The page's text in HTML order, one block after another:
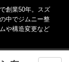
創業50年。スズ
中でジムニー整
や構造変更など